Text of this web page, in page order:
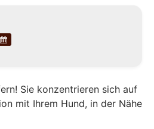
Sie konzentrieren sich auf
mit Ihrem Hund, in der Nähe